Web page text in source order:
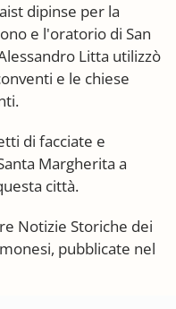
dipinse per la
e l'oratorio di San
Litta utilizzò
e le chiese
di facciate e
Margherita a
città.
Notizie Storiche dei
pubblicate nel